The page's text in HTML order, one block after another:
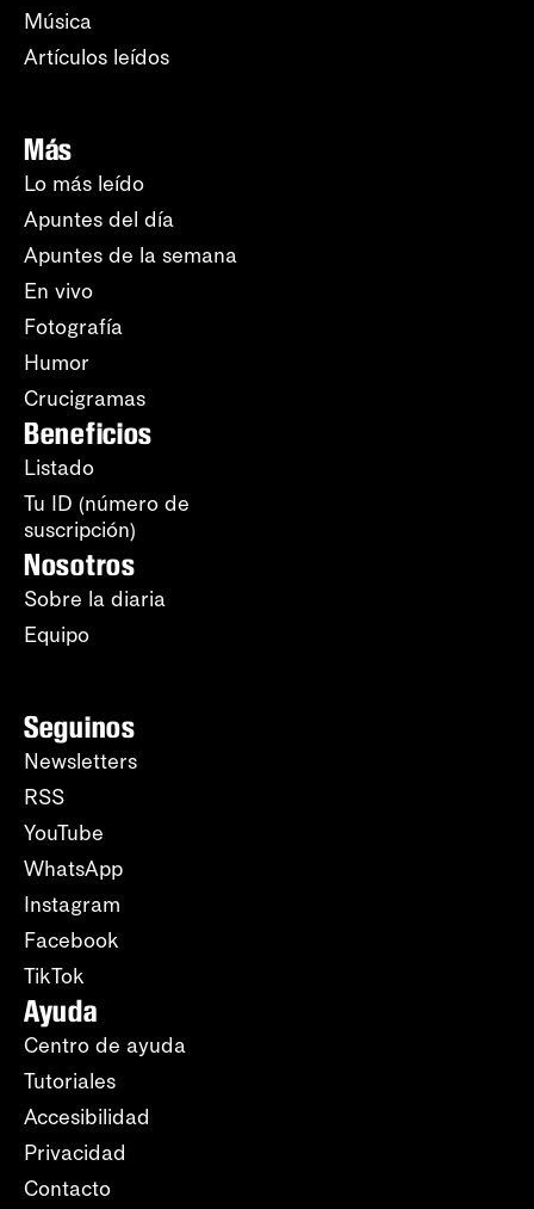
Música
Artículos leídos
Más
Lo más leído
Apuntes del día
Apuntes de la semana
En vivo
Fotografía
Humor
Crucigramas
Beneficios
Listado
Tu ID (número de
suscripción)
Nosotros
Sobre la diaria
Equipo
Seguinos
Newsletters
RSS
YouTube
WhatsApp
Instagram
Facebook
TikTok
Ayuda
Centro de ayuda
Tutoriales
Accesibilidad
Privacidad
Contacto